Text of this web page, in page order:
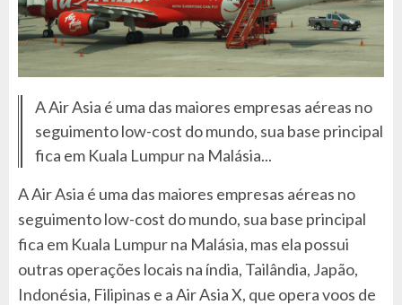
A Air Asia é uma das maiores empresas aéreas no
seguimento low-cost do mundo, sua base principal
fica em Kuala Lumpur na Malásia...
A Air Asia é uma das maiores empresas aéreas no
seguimento low-cost do mundo, sua base principal
fica em Kuala Lumpur na Malásia, mas ela possui
outras operações locais na índia, Tailândia, Japão,
Indonésia, Filipinas e a Air Asia X, que opera voos de